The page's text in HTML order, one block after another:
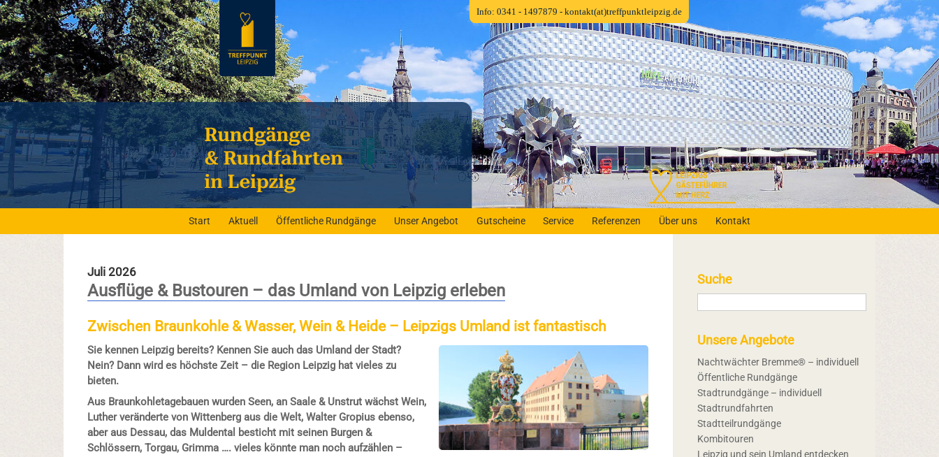
Start Aktuell Öffentliche Rundgänge Unser Angebot Gutscheine Service Referenzen Über uns Kontakt
Juli 2026
Ausflüge & Bustouren – das Umland von Leipzig erleben
Zwischen Braunkohle & Wasser, Wein & Heide – Leipzigs Umland ist fantastisch
Sie kennen Leipzig bereits? Kennen Sie auch das Umland der Stadt?
Nein? Dann wird es höchste Zeit – die Region Leipzig hat vieles zu
bieten.
Aus Braunkohletagebauen wurden Seen, an Saale & Unstrut wächst Wein,
Luther veränderte von Wittenberg aus die Welt, Walter Gropius ebenso,
aber aus Dessau, das Muldental besticht mit seinen Burgen &
Schlössern, Torgau, Grimma …. vieles könnte man noch aufzählen –
Suche
Unsere Angebote
Nachtwächter Bremme® – individuell
Öffentliche Rundgänge
Stadtrundgänge – individuell
Stadtrundfahrten
Stadtteilrundgänge
Kombitouren
Info: 0341 - 1497879 - kontakt(at)treffpunktleipzig.de